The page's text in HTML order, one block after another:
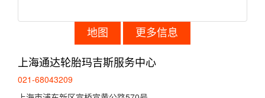
地图 更多信息
上海通达轮胎玛吉斯服务中心
021-68043209